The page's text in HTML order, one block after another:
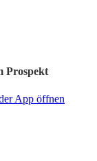
Prospekt
App öffnen